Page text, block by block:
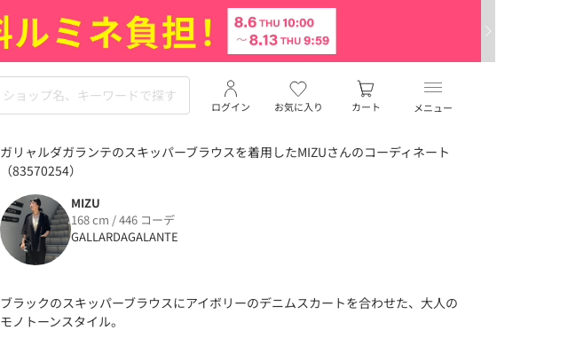
メニュー
お気に入り
ログイン カート
ガリャルダガランテのスキッパーブラウスを着用したMIZUさんのコーディネート
（83570254）
MIZU
168 cm / 446 コーデ
GALLARDAGALANTE
ブラックのスキッパーブラウスにアイボリーのデニムスカートを合わせた、大人の
モノトーンスタイル。